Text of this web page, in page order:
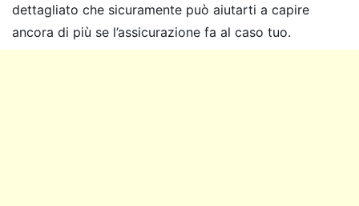
dettagliato che sicuramente può aiutarti a capire
ancora di più se l’assicurazione fa al caso tuo.